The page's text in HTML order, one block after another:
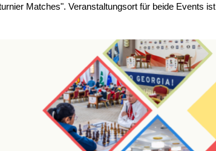
Matches". Veranstaltungsort für beide Events ist